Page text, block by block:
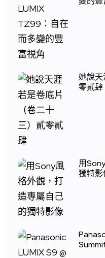
她說
零貳肆
用
獨特影